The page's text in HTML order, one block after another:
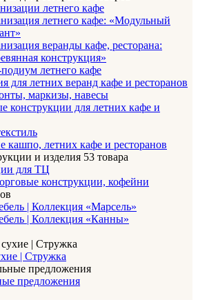
летнего кафе
летнего кафе: «Модульный
веранды кафе, ресторана:
конструкция»
летнего кафе
для летних веранд кафе и ресторанов
маркизы, навесы
конструкции для летних кафе и
кашпо, летних кафе и ресторанов
и изделия 53 товара
для ТЦ
конструкции, кофейни
| Коллекция «Марсель»
| Коллекция «Канны»
| Стружка
предложения